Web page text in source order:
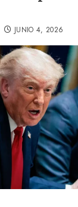
JUNIO 4, 2026